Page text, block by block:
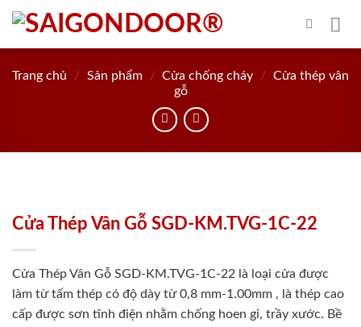
Skip
content
Trang chủ / Sản phẩm / Cửa chống cháy /
Cửa thép vân
gỗ
Cửa Thép Vân Gỗ SGD-KM.TVG-1C-22
Cửa Thép Vân Gỗ SGD-KM.TVG-1C-22 là loại cửa được
làm từ tấm thép có độ dày từ 0,8 mm-1.00mm , là thép cao
cấp được sơn tĩnh điện nhằm chống hoen gỉ, trầy xước. Bề